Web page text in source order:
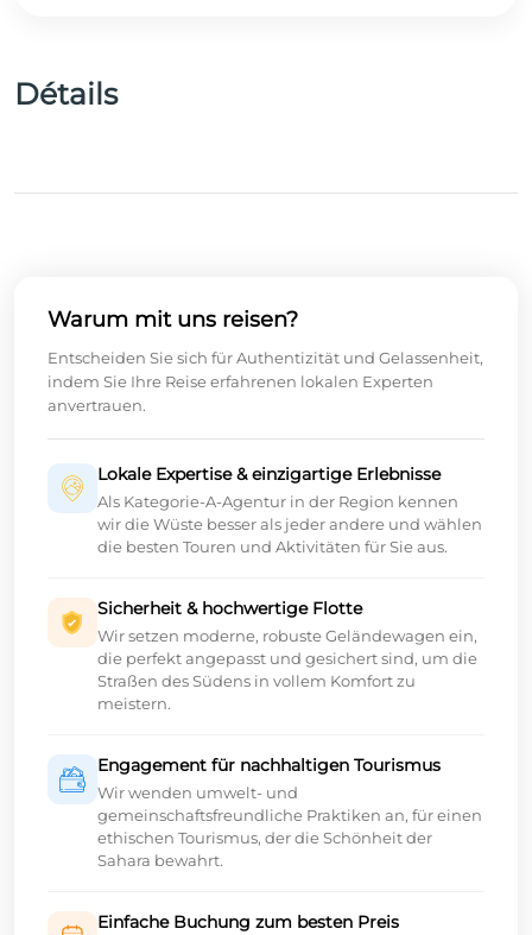
Détails
Warum mit uns reisen?
Entscheiden Sie sich für Authentizität und Gelassenheit,
indem Sie Ihre Reise erfahrenen lokalen Experten
anvertrauen.
Lokale Expertise & einzigartige Erlebnisse
Als Kategorie-A-Agentur in der Region kennen
wir die Wüste besser als jeder andere und wählen
die besten Touren und Aktivitäten für Sie aus.
Sicherheit & hochwertige Flotte
Wir setzen moderne, robuste Geländewagen ein,
die perfekt angepasst und gesichert sind, um die
Straßen des Südens in vollem Komfort zu
meistern.
Engagement für nachhaltigen Tourismus
Wir wenden umwelt- und
gemeinschaftsfreundliche Praktiken an, für einen
ethischen Tourismus, der die Schönheit der
Sahara bewahrt.
Einfache Buchung zum besten Preis